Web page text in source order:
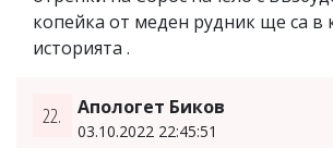
копейка от меден рудник ще са в
историята .
22. Апологет Биков
03.10.2022 22:45:51